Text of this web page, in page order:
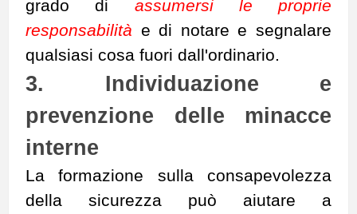
grado di assumersi le proprie
responsabilità e di notare e segnalare
qualsiasi cosa fuori dall'ordinario.
3. Individuazione e
prevenzione delle minacce
interne
La formazione sulla consapevolezza
della sicurezza può aiutare a